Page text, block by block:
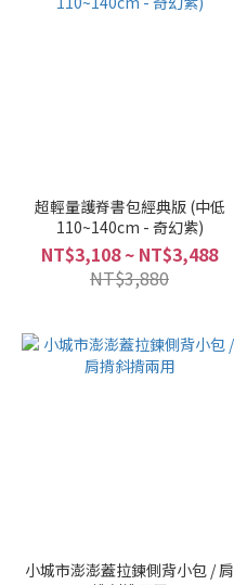
超輕量護脊書包經典版 (中低
110~140cm - 奇幻紫)
NT$3,108 ~ NT$3,488
NT$3,880
小城市澎澎蓋拉鍊側背小包 / 肩